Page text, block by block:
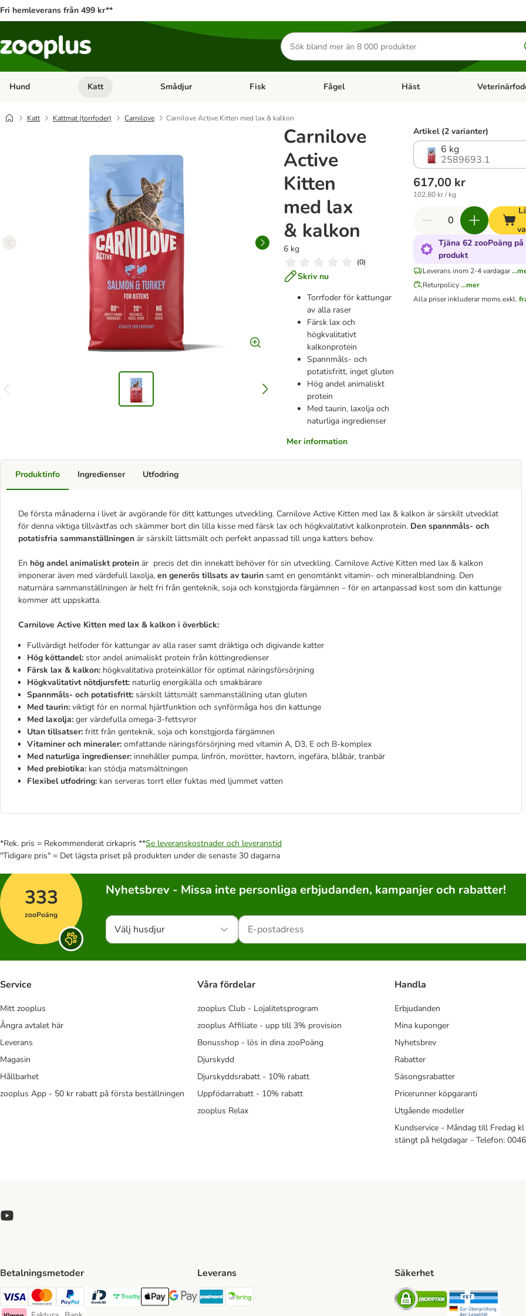
Fri hemleverans från 499 kr**
Sök
efter
produkter
Hund Open category menu: Hund
Katt Open category menu: Katt
Smådjur Open category menu: Smådjur
Fisk Open category menu: Fisk
Fågel Open category menu: Fågel
Häst Open category
Katt Kattmat (torrfoder) Carnilove Carnilove Active Kitten med lax & kalkon
Carnilove
Active
Kitten
med lax
& kalkon
6 kg
(0)
Skriv nu
Torrfoder för kattungar
av alla raser
Färsk lax och
högkvalitativt
kalkonprotein
Spannmåls- och
potatisfritt, inget gluten
Hög andel animaliskt
protein
Med taurin, laxolja och
naturliga ingredienser
Mer information
Artikel (2 varianter)
6 kg
2589693.1
617,00 kr
102,80 kr / kg
Tjäna 62 zooPoäng på
produkt
Leverans inom 2-4 vardagar
Returpolicy...mer
Alla priser inkluderar moms.exkl.
Produktinfo
De första månaderna i livet är avgörande för ditt kattunges utveckling. Carnilove Active Kitten med lax & kalkon är särskilt utvecklat
för denna viktiga tillväxtfas och skämmer bort din lilla kisse med färsk lax och högkvalitativt kalkonprotein. Den spannmåls- och
potatisfria sammanställningen är särskilt lättsmält och perfekt anpassad till unga katters behov.
En hög andel animaliskt protein är precis det din innekatt behöver för sin utveckling. Carnilove Active Kitten med lax & kalkon
imponerar även med värdefull laxolja, en generös tillsats av taurin samt en genomtänkt vitamin- och mineralblandning. Den
naturnära sammanställningen är helt fri från genteknik, soja och konstgjorda färgämnen – för en artanpassad kost som din kattunge
kommer att uppskatta.
Carnilove Active Kitten med lax & kalkon i överblick:
Fullvärdigt helfoder för kattungar av alla raser samt dräktiga och digivande katter
Hög köttandel: stor andel animaliskt protein från köttingredienser
Färsk lax & kalkon: högkvalitativa proteinkällor för optimal näringsförsörjning
Högkvalitativt nötdjursfett: naturlig energikälla och smakbärare
Spannmåls- och potatisfritt: särskilt lättsmält sammanställning utan gluten
Med taurin: viktigt för en normal hjärtfunktion och synförmåga hos din kattunge
Med laxolja: ger värdefulla omega-3-fettsyror
Utan tillsatser: fritt från genteknik, soja och konstgjorda färgämnen
Vitaminer och mineraler: omfattande näringsförsörjning med vitamin A, D3, E och B-komplex
Med naturliga ingredienser: innehåller pumpa, linfrön, morötter, havtorn, ingefära, blåbär, tranbär
Med prebiotika: kan stödja matsmältningen
Flexibel utfodring: kan serveras torrt eller fuktas med ljummet vatten
Ingredienser Utfodring
*Rek. pris = Rekommenderat cirkapris **Se leveranskostnader och leveranstid
"Tidigare pris" = Det lägsta priset på produkten under de senaste 30 dagarna
333
zooPoäng
Nyhetsbrev - Missa inte personliga erbjudanden, kampanjer och rabatter!
Välj husdjur
Service
Mitt zooplus
Ångra avtalet här
Leverans
Magasin
Hållbarhet
zooplus App - 50 kr rabatt på första beställningen
Våra fördelar
zooplus Club - Lojalitetsprogram
zooplus Affiliate - upp till 3% provision
Bonusshop - lös in dina zooPoäng
Djurskydd
Djurskyddsrabatt - 10% rabatt
Uppfödarrabatt - 10% rabatt
zooplus Relax
Handla
Erbjudanden
Mina kuponger
Nyhetsbrev
Rabatter
Säsongsrabatter
Pricerunner köpgaranti
Utgående modeller
Kundservice - Måndag till Fredag
stängt på helgdagar - Telefon:
Betalningsmetoder
Visa Payment Method
Mastercard Payment Method
PayPal Payment Method
BankID Payment Method
Trustly Payment Method
Apple Pay Payment Method
Googple Pay Payment Method
Leverans
Postnord Shipping Method
Säkerhet
Security